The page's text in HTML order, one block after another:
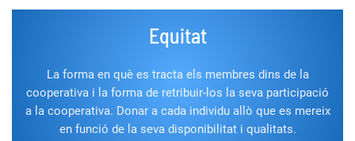
Equitat
La forma en què es tracta els membres dins de la
cooperativa i la forma de retribuir-los la seva participació
a la cooperativa. Donar a cada individu allò que es mereix
en funció de la seva disponibilitat i qualitats.